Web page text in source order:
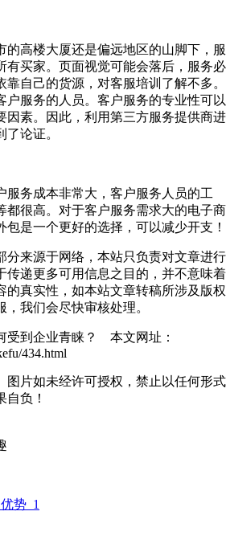
高楼大厦还是偏远地区的山脚下，服
有买家。页面视觉可能会落后，服务必
自己的货源，对客服培训了解不多。
户服务的人员。客户服务的专业性可以
因素。因此，利用第三方服务提供商进
论证。
务成本非常大，客户服务人员的工
都很高。对于客户服务需求大的电子商
是一个更好的选择，可以减少开支！
分来源于网络，本站只负责对文章进行
传递更多可用信息之目的，并不意味着
的真实性，如本站文章转稿所涉及版权
我们会尽快审核处理。
受到企业青睐？ 本文网址：
434.html
图片如未经许可授权，禁止以任何形式
自负！
势_1